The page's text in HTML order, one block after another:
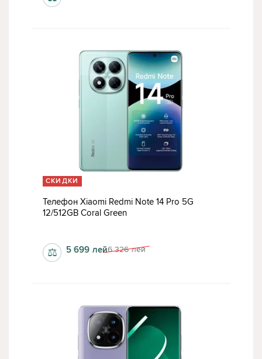
СКИДКИ
Телефон Xiaomi Redmi Note 14 Pro 5G
12/512GB Coral Green
1220 x 2712 пкс 6 326 лей
5 699 лей
⚖